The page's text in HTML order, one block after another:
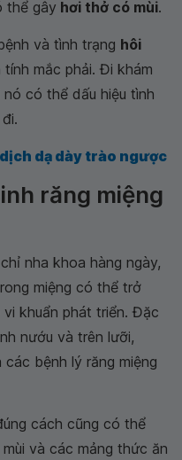
thể gây hơi thở có mùi.
và tình trạng hôi
tính mắc phải. Đi khám
có thể dấu hiệu tình
dạ dày trào ngược
răng miệng
nha khoa hàng ngày,
miệng có thể trở
khuẩn phát triển. Đặc
nướu và trên lưỡi,
các bệnh lý răng miệng
cách cũng có thể
và các mảng thức ăn